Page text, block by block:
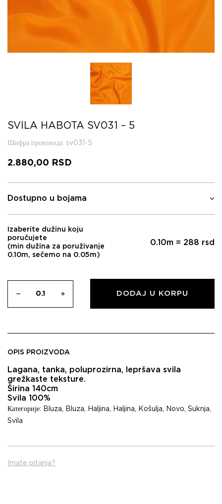
SVILA HABOTA SV031 – 5
Шифра производа: sv031-5
2.880,00 RSD
Dostupno u bojama
Izaberite dužinu koju
poručujete
(min dužina za poruživanje
0.10m, sečemo na 0.05m)
0.10m = 288 rsd
DODAJ U KORPU
OPIS PROIZVODA
Lagana, tanka, poluprozirna, lepršava svila
grežkaste teksture.
Širina 140cm
Svila 100%
Категорије: Bluza, Bluza, Haljina, Haljina, Košulja, Novo, Suknja,
Svila
Imate pitanja?